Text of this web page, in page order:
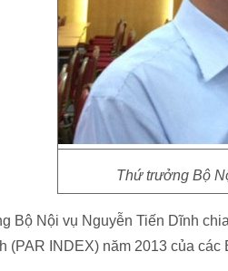
Thứ trưởng Bộ
Bộ Nội vụ Nguyễn Tiến Dĩnh
(PAR INDEX) năm 2013 của